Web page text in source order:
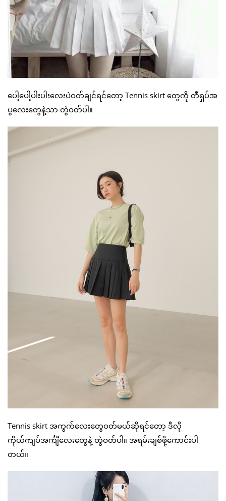
ပေါ့ပေါ့ပါးပါးလေးပဲဝတ်ချင်ရင်တော့ Tennis skirt တွေကို တီရှပ်အ
ပွလေးတွေနဲ့သာ တွဲဝတ်ပါ။
Tennis skirt အကွက်လေးတွေဝတ်မယ်ဆိုရင်တော့ ဒီလို
ကိုယ်ကျပ်အင်္ကျီလေးတွေနဲ့ တွဲဝတ်ပါ။ အရမ်းချစ်ဖို့ကောင်းပါ
တယ်။